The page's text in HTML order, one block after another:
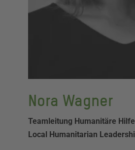
Nora Wagner
Teamleitung Humanitäre
Local Humanitarian